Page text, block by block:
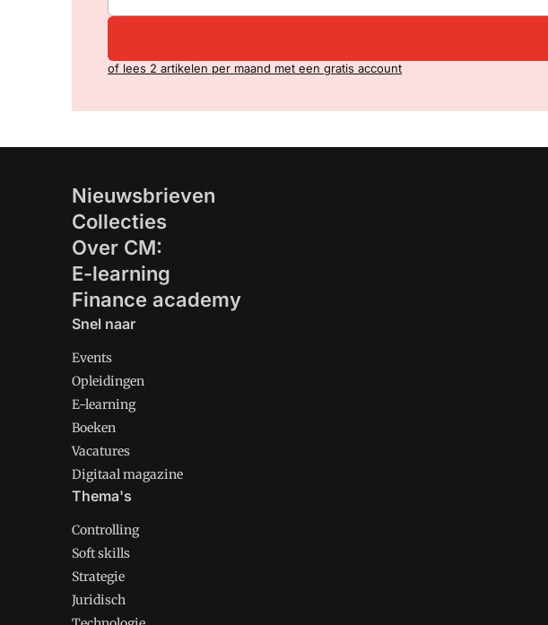
of lees 2 artikelen per maand met een gratis account
Nieuwsbrieven
Collecties
Over CM:
E-learning
Finance academy
Snel naar
Events
Opleidingen
E-learning
Boeken
Vacatures
Digitaal magazine
Thema's
Controlling
Soft skills
Strategie
Juridisch